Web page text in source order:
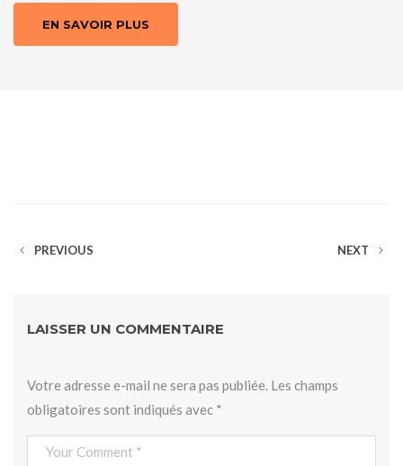
EN SAVOIR PLUS
PREVIOUS NEXT
LAISSER UN COMMENTAIRE
Votre adresse e-mail ne sera pas publiée. Les champs
obligatoires sont indiqués avec *